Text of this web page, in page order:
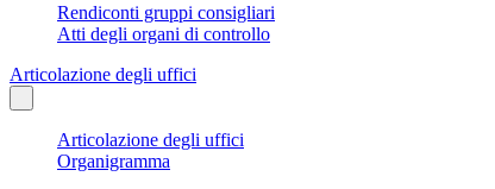
Rendiconti gruppi consigliari
Atti degli organi di controllo
Articolazione degli uffici
Articolazione degli uffici
Organigramma